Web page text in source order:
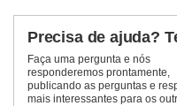
Precisa de ajuda?
Faça uma pergunta e nós
responderemos prontamente,
publicando as perguntas e
mais interessantes para os